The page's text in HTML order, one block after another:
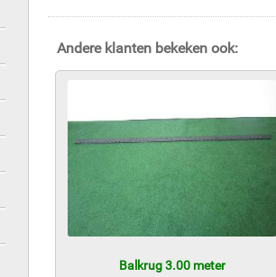
Andere klanten bekeken ook:
Balkrug 3.00 meter